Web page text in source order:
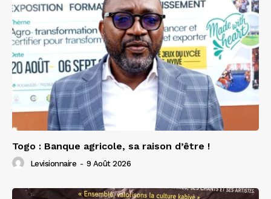
Togo : Banque agricole, sa raison d’être !
Levisionnaire - 9 Août 2026